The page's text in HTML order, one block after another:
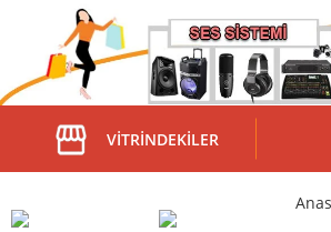
VITRINDEKILER